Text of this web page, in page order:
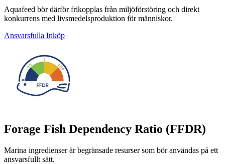
Aquafeed bör därför frikopplas från miljöförstöring och direkt
konkurrens med livsmedelsproduktion för människor.
Ansvarsfulla Inköp
Forage Fish Dependency Ratio (FFDR)
Marina ingredienser är begränsade resurser som bör användas på ett
ansvarsfullt sätt.